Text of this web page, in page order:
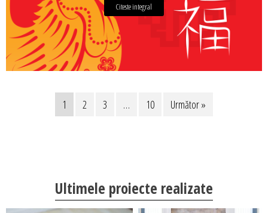
Citeste integral
1 2 3 … 10 Următor »
Ultimele proiecte realizate